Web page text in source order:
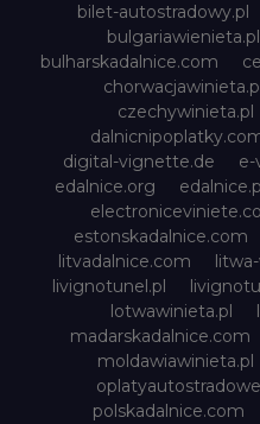
bilet-autostradowy.pl
bulgariawienieta.pl
bulharskadalnice.com
czechywinieta.pl
digital-vignette.de
edalnice.org
estonskadalnice.com
litvadalnice.com
livignotunel.pl
lotwawinieta.pl
madarskadalnice.com
moldawiawinieta.pl
polskadalnice.com